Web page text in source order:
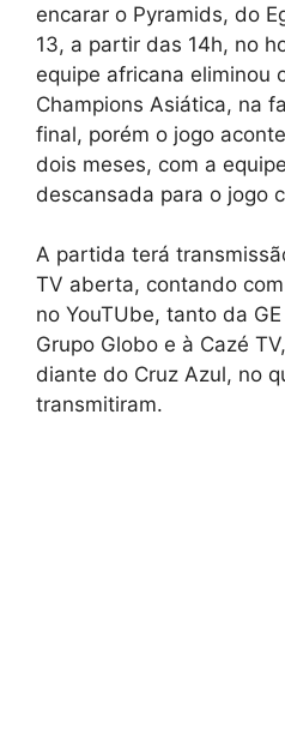
encarar o Pyramids, do
13, a partir das 14h, no
equipe africana eliminou
Champions Asiática, na
final, porém o jogo
dois meses, com a
descansada para o jogo
A partida terá
TV aberta, contando
no YouTUbe, tanto da
Grupo Globo e à Cazé
diante do Cruz Azul, no
transmitiram.